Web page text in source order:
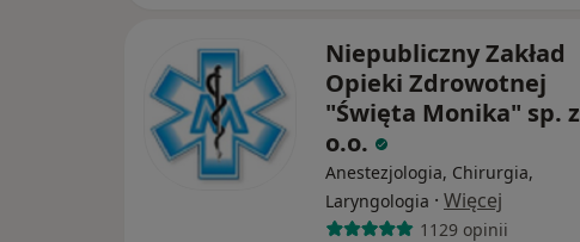
Niepubliczny Zakład
Opieki Zdrowotnej
"Święta Monika" sp. z
o.o.
Anestezjologia, Chirurgia,
Laryngologia · Więcej
1129 opinii